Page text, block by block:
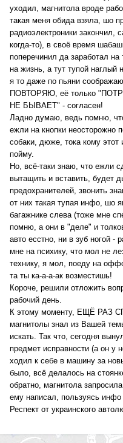
уходил, магнитола вроде
такая меня обида взяла, шо
радиоэлектроники
когда-то), в своё время
поперечинил да заработал
на жизнь, а тут тупой
я то даже по пьяни
ПОВТОРЯЮ, её только
НЕ БЫВАЕТ" - согласен!
Ладно думаю, ведь помню,
ежли на кнопки неосторожно
собаки, дюже, тока кому
пойму.
Но, всё-таки знаю, что ежли
вытащить и вставить, будет
предохранителей, звонить
от них такая тупая инфо, шо
багажнике слева (тоже мне
помню, а они в "деле" и
авто есстно, ни в зуб ногой -
мне на психику, что мол не
технику, я мол, поеду на
та ты ка-а-а-ак возместишь!
Короче, решили отложить
рабочий день.
К этому моменту, ЕЩЁ РАЗ
магнитолы знал из Вашей
искать. Так что, сегодня
предмет исправности (а он у
ходил к себе в машину за
было, всё делалось на
обратно, магнитола
ему написал, пользуясь
Респект от украинского